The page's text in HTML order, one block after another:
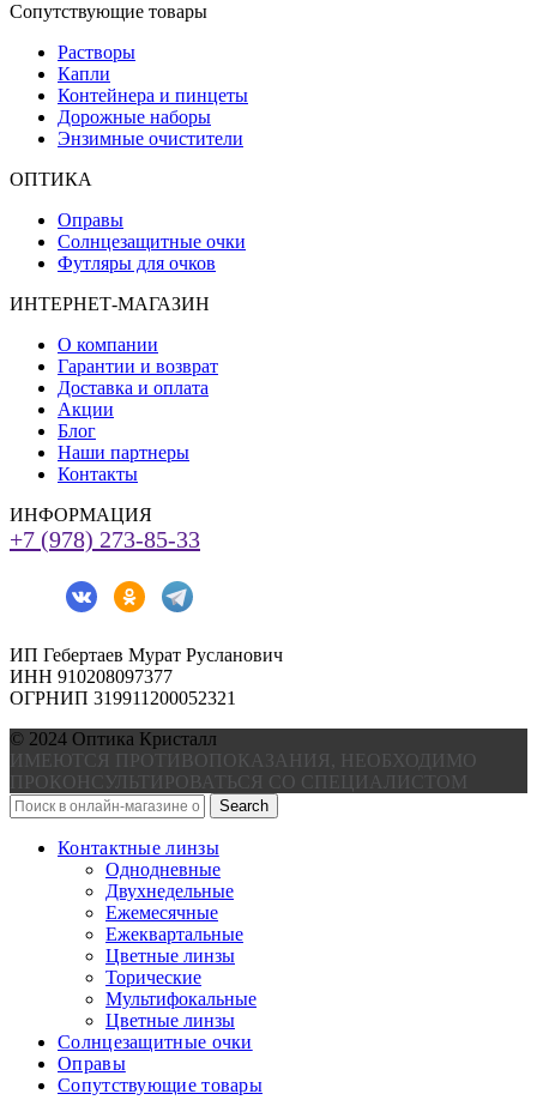
Сопутствующие товары
Растворы
Капли
Контейнера и пинцеты
Дорожные наборы
Энзимные очистители
ОПТИКА
Оправы
Солнцезащитные очки
Футляры для очков
ИНТЕРНЕТ-МАГАЗИН
О компании
Гарантии и возврат
Доставка и оплата
Акции
Блог
Наши партнеры
Контакты
ИНФОРМАЦИЯ
+7 (978) 273-85-33
ИП Гебертаев Мурат Русланович
ИНН 910208097377
ОГРНИП 319911200052321
© 2024 Оптика Кристалл
ИМЕЮТСЯ ПРОТИВОПОКАЗАНИЯ, НЕОБХОДИМО
ПРОКОНСУЛЬТИРОВАТЬСЯ СО СПЕЦИАЛИСТОМ
Search
Контактные линзы
Однодневные
Двухнедельные
Ежемесячные
Ежеквартальные
Цветные линзы
Торические
Мультифокальные
Цветные линзы
Солнцезащитные очки
Оправы
Сопутствующие товары